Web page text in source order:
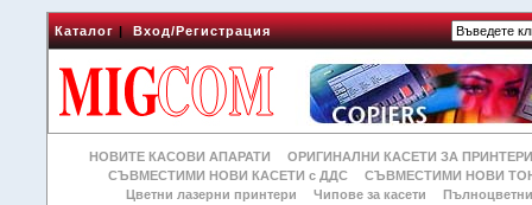
Каталог|Вход/Регистрация
НОВИТЕ КАСОВИ АПАРАТИ
ОРИГИНАЛНИ КАСЕТИ ЗА
СЪВМЕСТИМИ НОВИ КАСЕТИ с ДДС
СЪВМЕСТИМИ НОВИ
Цветни лазерни принтери
Чипове за касети